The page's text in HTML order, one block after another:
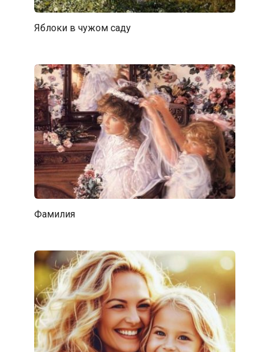
Яблоки в чужом саду
Фамилия